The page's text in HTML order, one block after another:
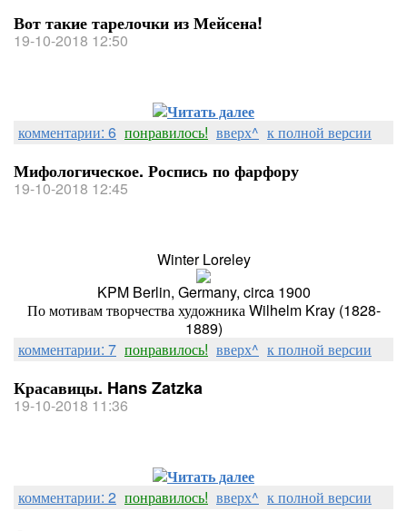
Вот такие тарелочки из Мейсена!
19-10-2018 12:50
Читать далее
комментарии: 6 понравилось! вверх^ к полной версии
Мифологическое. Роспись по фарфору
19-10-2018 12:45
Winter Loreley
KPM Berlin, Germany, circa 1900
По мотивам творчества художника Wilhelm Kray (1828-
1889)
комментарии: 7 понравилось! вверх^ к полной версии
Красавицы. Hans Zatzka
19-10-2018 11:36
Читать далее
комментарии: 2 понравилось! вверх^ к полной версии